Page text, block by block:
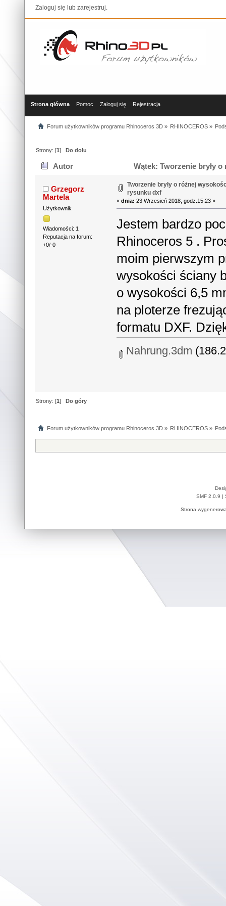
Zaloguj się lub zarejestruj.
Strona główna Pomoc Zaloguj się Rejestracja
Forum użytkowników programu Rhinoceros 3D» RHINOCEROS»
Strony: [1]Do dołu
Autor
Wątek: Tworzenie bryły
Grzegorz
Martela
Użytkownik
Wiadomości: 1
Reputacja na forum:
+0/-0
Tworzenie bryły o różnej
rysunku dxf
«dnia: 23 Wrzesień 2018, godz.15:23 »
Jestem bardzo
Rhinoceros 5 .
moim pierwszym
wysokości ściany
o wysokości 6,5
na ploterze
formatu DXF.
Nahrung.3dm
Strony: [1]Do góry
Forum użytkowników programu Rhinoceros 3D» RHINOCEROS»
SMF 2.0.9 |
Strona